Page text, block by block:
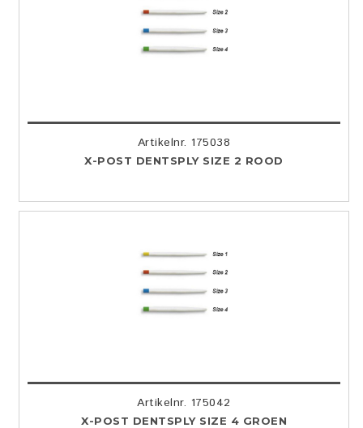
Artikelnr. 175038
X-POST DENTSPLY SIZE 2 ROOD
Artikelnr. 175042
X-POST DENTSPLY SIZE 4 GROEN